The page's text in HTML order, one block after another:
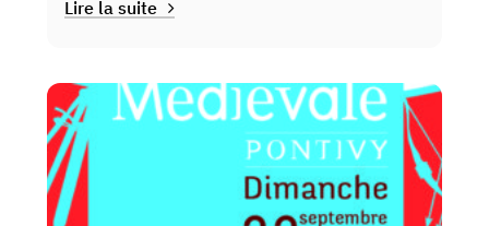
Lire la suite